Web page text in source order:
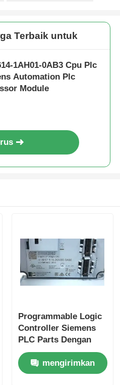
Terbaik untuk
1AH01-0AB3 Cpu Plc
Automation Plc
Module
Programmable Logic
Controller Siemens
PLC Parts Dengan
Kecepatan CPU 25
Ns/langkah Dan 2
Input Analog
mengirimkan